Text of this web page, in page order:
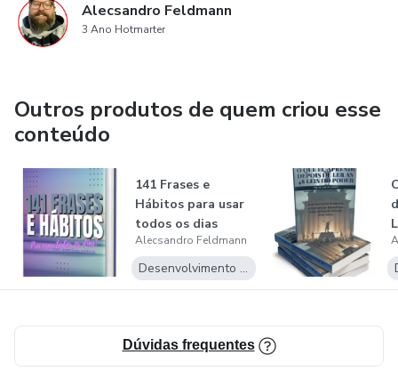
Alecsandro Feldmann
3 Ano Hotmarter
Outros produtos de quem criou esse
conteúdo
141 Frases e
Hábitos para usar
todos os dias
Alecsandro Feldmann
Desenvolvimento Pessoal
Dúvidas frequentes